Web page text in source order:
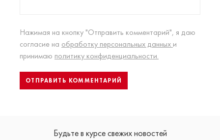
Нажимая на кнопку "Отправить комментарий", я даю
согласие на обработку персональных данных и
принимаю политику конфиденциальности.
Будьте в курсе свежих новостей